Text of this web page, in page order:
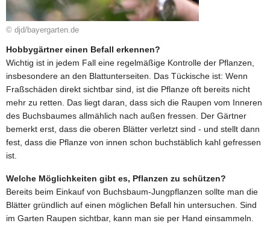
© djd/bayergarten.de
Hobbygärtner einen Befall erkennen?
Wichtig ist in jedem Fall eine regelmäßige Kontrolle der Pflanzen,
insbesondere an den Blattunterseiten. Das Tückische ist: Wenn
Fraßschäden direkt sichtbar sind, ist die Pflanze oft bereits nicht
mehr zu retten. Das liegt daran, dass sich die Raupen vom Inneren
des Buchsbaumes allmählich nach außen fressen. Der Gärtner
bemerkt erst, dass die oberen Blätter verletzt sind - und stellt dann
fest, dass die Pflanze von innen schon buchstäblich kahl gefressen
ist.
Welche Möglichkeiten gibt es, Pflanzen zu schützen?
Bereits beim Einkauf von Buchsbaum-Jungpflanzen sollte man die
Blätter gründlich auf einen möglichen Befall hin untersuchen. Sind
im Garten Raupen sichtbar, kann man sie per Hand einsammeln.